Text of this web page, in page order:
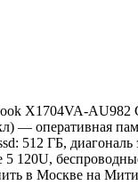
X1704VA-AU982
— оперативная
512 ГБ, диагональ
5 120U,
в Москве на